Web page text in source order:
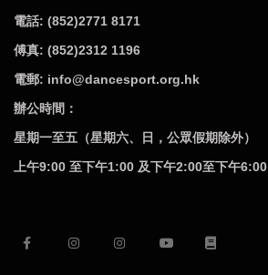
電話: (852)2771 8171
傅真: (852)2312 1196
電郵: info@dancesport.org.hk
辦公時間：
星期一至五（星期六、日，公眾假期除外）
上午9:00 至下午1:00 及下午2:00至下午6:00